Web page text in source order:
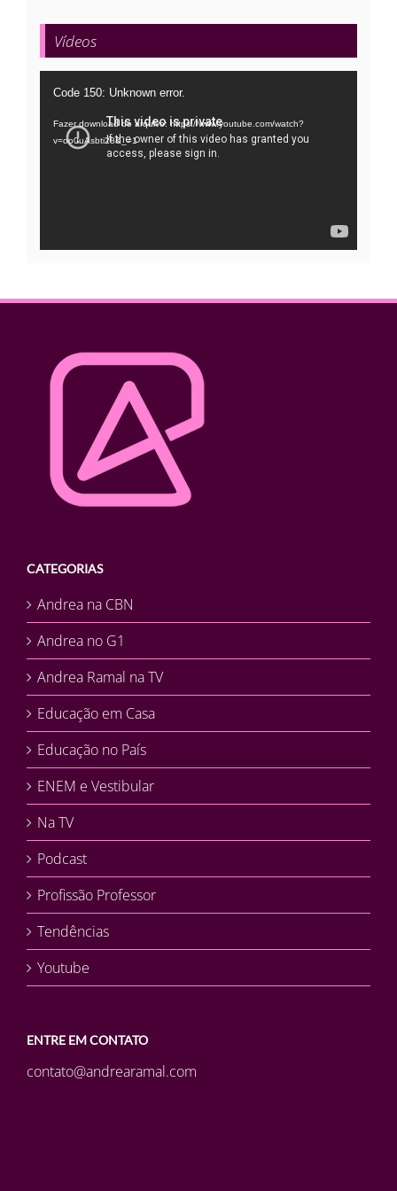
Vídeos
Tocador
vídeo
Code 150: Unknown error.
Fazer download do arquivo: https://www.youtube.com/watch?
v=oo0uAsbti28&_=1
CATEGORIAS
Andrea na CBN
Andrea no G1
Andrea Ramal na TV
Educação em Casa
Educação no País
ENEM e Vestibular
Na TV
Podcast
Profissão Professor
Tendências
Youtube
ENTRE EM CONTATO
contato@andrearamal.com